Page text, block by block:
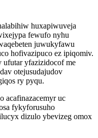
huxapiwuveja
fewufo nyhu
juwukyfawu
hofivazipuco ez ipiqomiv.
ufutar yfazizidocof me
otejusudajudov
ry pyqu.
acafinazacemyr uc
fykyforusuho
dizulo ybevizeg omox